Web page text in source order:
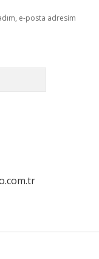
e-posta adresim